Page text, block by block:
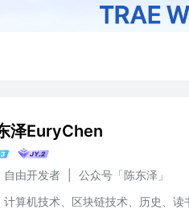
泽EuryChen
自由开发者
公众号「陈东泽」
计算机技术、区块链技术、历史、读